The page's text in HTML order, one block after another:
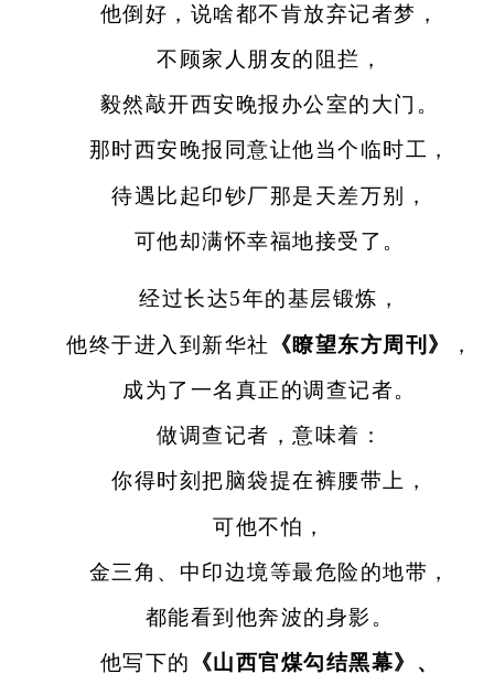
他倒好，说啥都不肯放弃记者梦，
不顾家人朋友的阻拦，
毅然敲开西安晚报办公室的大门。
那时西安晚报同意让他当个临时工，
待遇比起印钞厂那是天差万别，
可他却满怀幸福地接受了。
经过长达5年的基层锻炼，
他终于进入到新华社
《瞭望东方周刊》
，
成为了一名真正的调查记者。
做调查记者，意味着：
你得时刻把脑袋提在裤腰带上，
可他不怕，
金三角、中印边境等最危险的地带，
都能看到他奔波的身影。
他写下的
《山西官煤勾结黑幕》、